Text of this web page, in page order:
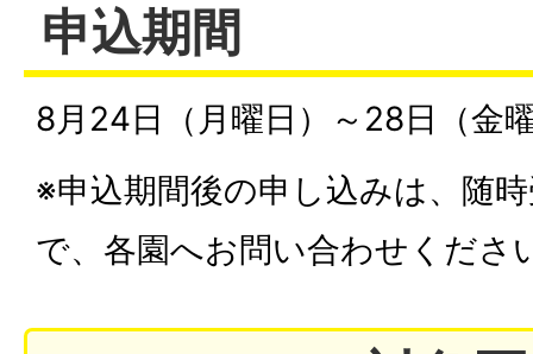
申込期間
8月24日（月曜日）～28日（金
※申込期間後の申し込みは、随
で、各園へお問い合わせくださ